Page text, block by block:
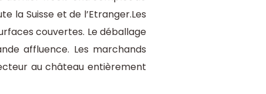
la Suisse et de l’Etranger.Les
couvertes. Le déballage
affluence. Les marchands
au château entièrement